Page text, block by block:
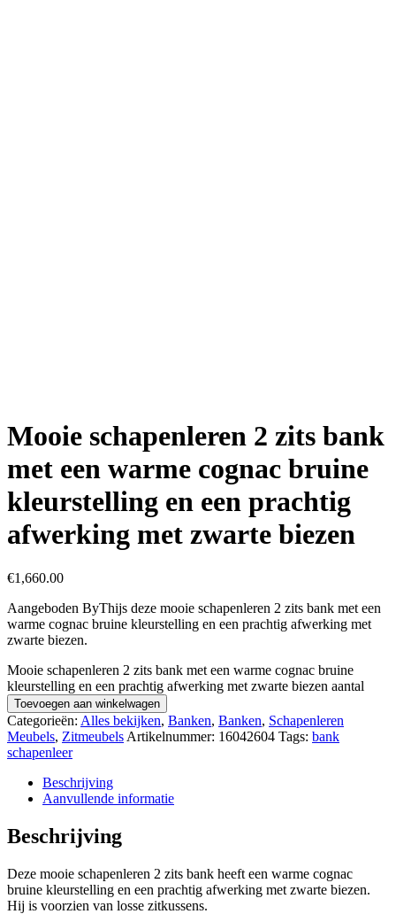
Mooie schapenleren 2 zits bank
met een warme cognac bruine
kleurstelling en een prachtig
afwerking met zwarte biezen
€1,660.00
Aangeboden ByThijs deze mooie schapenleren 2 zits bank met een
warme cognac bruine kleurstelling en een prachtig afwerking met
zwarte biezen.
Mooie schapenleren 2 zits bank met een warme cognac bruine
kleurstelling en een prachtig afwerking met zwarte biezen aantal
Toevoegen aan winkelwagen
Categorieën: Alles bekijken, Banken, Banken, Schapenleren
Meubels, Zitmeubels Artikelnummer: 16042604 Tags: bank
schapenleer
Beschrijving
Aanvullende informatie
Beschrijving
Deze mooie schapenleren 2 zits bank heeft een warme cognac
bruine kleurstelling en een prachtig afwerking met zwarte biezen.
Hij is voorzien van losse zitkussens.